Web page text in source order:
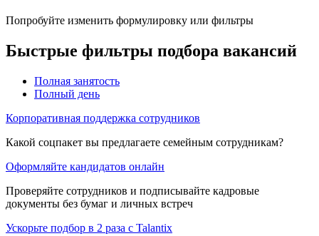
Попробуйте изменить формулировку или фильтры
Быстрые фильтры подбора вакансий
Полная занятость
Полный день
Корпоративная поддержка сотрудников
Какой соцпакет вы предлагаете семейным сотрудникам?
Оформляйте кандидатов онлайн
Проверяйте сотрудников и подписывайте кадровые
документы без бумаг и личных встреч
Ускорьте подбор в 2 раза с Talantix